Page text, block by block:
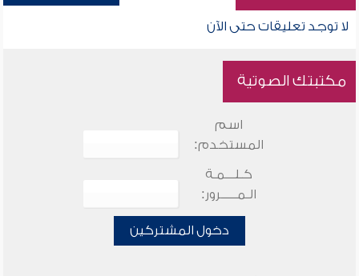
لا توجد تعليقات حتى الآن
مكتبتك الصوتية
اسم
المستخدم:
كـلـــمـة
الـمـــــرور:
دخول المشتركين